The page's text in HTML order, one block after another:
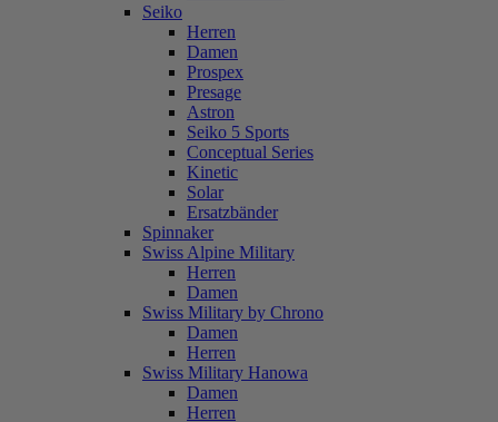
Seiko
Herren
Damen
Prospex
Presage
Astron
Seiko 5 Sports
Conceptual Series
Kinetic
Solar
Ersatzbänder
Spinnaker
Swiss Alpine Military
Herren
Damen
Swiss Military by Chrono
Damen
Herren
Swiss Military Hanowa
Damen
Herren